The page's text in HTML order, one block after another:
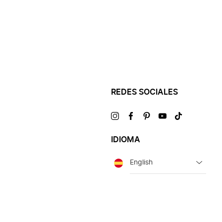
REDES SOCIALES
VisítanosVisítanosVisítanosVisítanosVisítanos
IDIOMA
Idioma